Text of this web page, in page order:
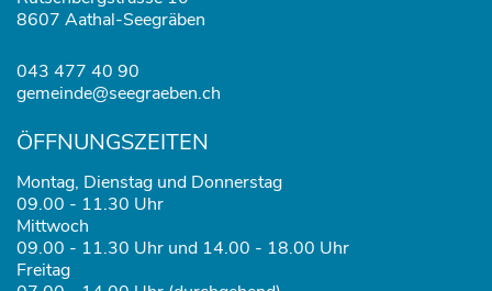
8607 Aathal-Seegräben
043 477 40 90
gemeinde@seegraeben.ch
ÖFFNUNGSZEITEN
Montag, Dienstag und Donnerstag
09.00 - 11.30 Uhr
Mittwoch
09.00 - 11.30 Uhr und 14.00 - 18.00 Uhr
Freitag